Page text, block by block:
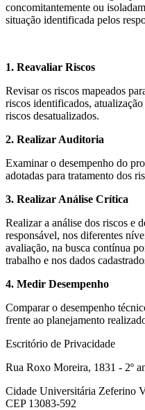
concomitantemente ou
situação identificada pelos
1. Reavaliar Riscos
Revisar os riscos mapeados
riscos identificados,
riscos desatualizados.
2. Realizar Auditoria
Examinar o desempenho do
adotadas para tratamento dos
3. Realizar Análise Crítica
Realizar a análise dos riscos e
responsável, nos diferentes
avaliação, na busca contínua
trabalho e nos dados
4. Medir Desempenho
Comparar o desempenho
frente ao planejamento
Escritório de Privacidade
Rua Roxo Moreira, 1831 - 2º
Cidade Universitária Zeferino
CEP 13083-592